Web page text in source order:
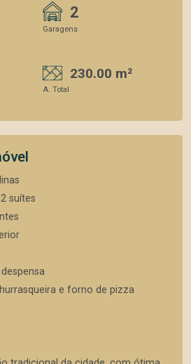
2
Garagens
230.00 m²
A. Total
suítes
e forno de pizza